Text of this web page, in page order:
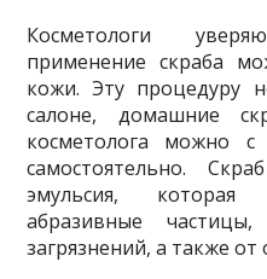
Косметологи
применение скраба
кожи. Эту процедуру
салоне, домашние
косметолога можно с
самостоятельно.
эмульсия, которая
абразивные
загрязнений, а также